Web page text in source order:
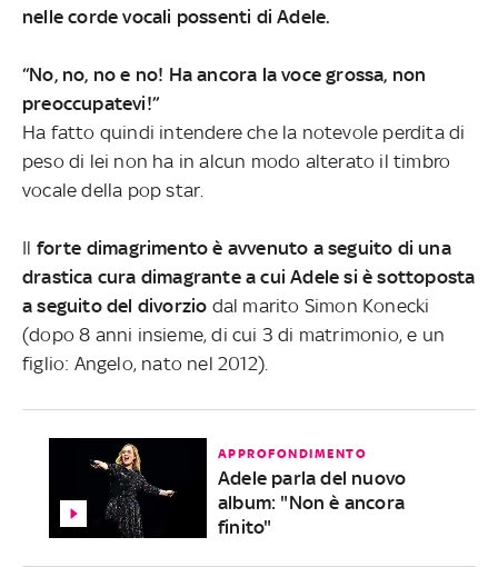
nelle corde vocali possenti di Adele.
“No, no, no e no! Ha ancora la voce grossa, non
preoccupatevi!”
Ha fatto quindi intendere che la notevole perdita di
peso di lei non ha in alcun modo alterato il timbro
vocale della pop star.
Il forte dimagrimento è avvenuto a seguito di una
drastica cura dimagrante a cui Adele si è sottoposta
a seguito del divorzio dal marito Simon Konecki
(dopo 8 anni insieme, di cui 3 di matrimonio, e un
figlio: Angelo, nato nel 2012).
APPROFONDIMENTO
Adele parla del nuovo
album: "Non è ancora
finito"